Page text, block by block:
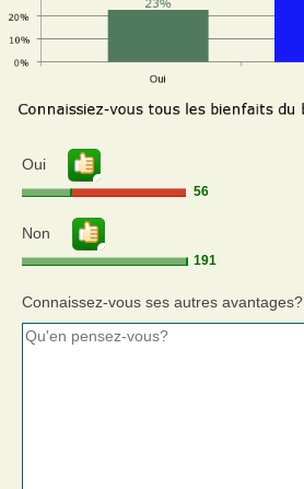
Oui
56
Non
191
Connaissez-vous ses autres avantages?